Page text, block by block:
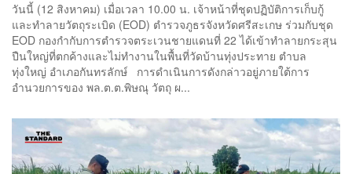
วันนี้ (12 สิงหาคม) เมื่อเวลา 10.00 น. เจ้าหน้าที่ชุดปฏิบัติการเก็บกู้
และทำลายวัตถุระเบิด (EOD) ตำรวจภูธรจังหวัดศรีสะเกษ ร่วมกับชุด
EOD กองกำกับการตำรวจตระเวนชายแดนที่ 22 ได้เข้าทำลายกระสุน
ปืนใหญ่ที่ตกค้างและไม่ทำงานในพื้นที่วัดบ้านทุ่งประทาย ตำบล
ทุ่งใหญ่ อำเภอกันทรลักษ์ การดำเนินการดังกล่าวอยู่ภายใต้การ
อำนวยการของ พล.ต.ต.พิษณุ วัตถุ ผ...